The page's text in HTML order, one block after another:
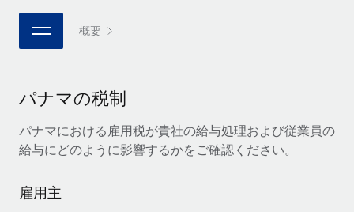
統合
基本的なビジネスツールを活用して業務プロセスを効率化す
専門家に相談
バックグラウンドチェック
パートナーに登録
戦略的テクノロジーパートナー
グローバルな人事機能を柔軟に自社プラットフォームへ統合
当社とのパートナーシップの可能性を検討する
Remote Build 近日リリース予定
統合とAI自動化に関するコンサルティング
活用事例
ウェビナー
イベント
ニュースルーム
給与・人材情報
情報センター
サポートを依頼する
한국어 概要
パナマの税制
パナマにおける雇用税が貴社の給与処理および従業員の
給与にどのように影響するかをご確認ください。
雇用主